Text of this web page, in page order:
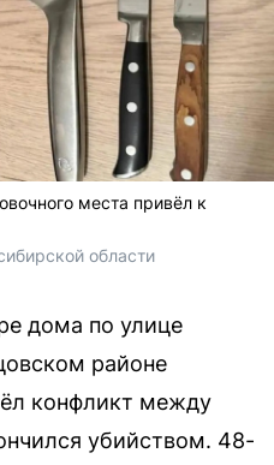
места привёл к
области
дома по улице
районе
конфликт между
убийством. 48-